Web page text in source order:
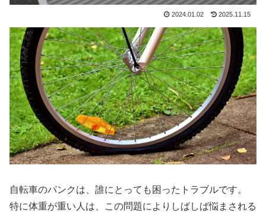
2024.01.02 2025.11.15
自転車のパンクは、誰にとっても困ったトラブルです。
特に体重が重い人は、この問題によりしばしば悩まされる